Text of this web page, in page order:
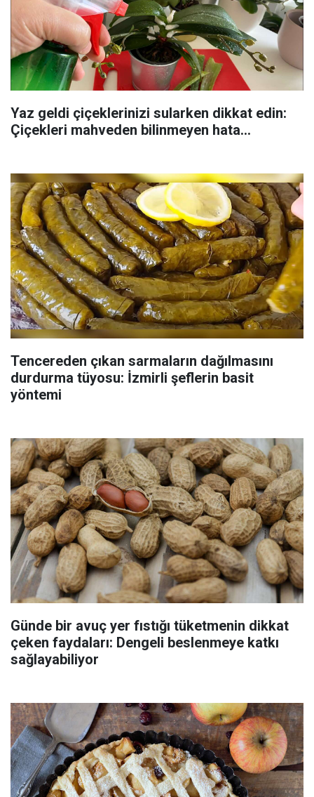
Yaz geldi çiçeklerinizi sularken dikkat edin:
Çiçekleri mahveden bilinmeyen hata...
Tencereden çıkan sarmaların dağılmasını
durdurma tüyosu: İzmirli şeflerin basit
yöntemi
Günde bir avuç yer fıstığı tüketmenin dikkat
çeken faydaları: Dengeli beslenmeye katkı
sağlayabiliyor